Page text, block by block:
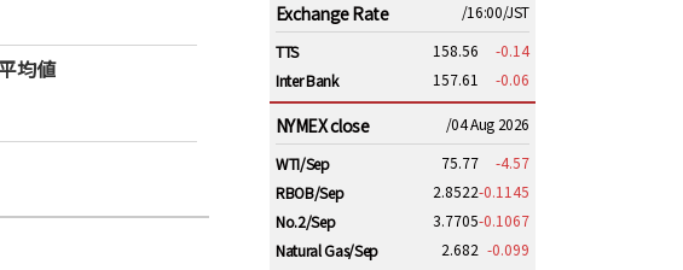
均値
Exchange Rate
/16:00/JST
TTS
158.56
-0.14
Inter Bank
157.61 -0.06
NYMEX close
/04 Aug 2026
WTI/Sep
75.77
-4.57
RBOB/Sep
2.8522-0.1145
No.2/Sep
3.7705-0.1067
Natural Gas/Sep
2.682 -0.099